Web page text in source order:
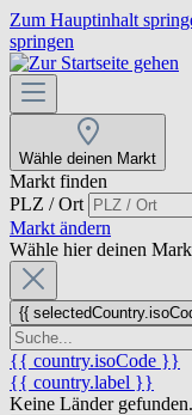
Zum Hauptinhalt
springen
Wähle deinen Markt
Markt finden
PLZ / Ort
Markt ändern
Wähle hier deinen
{{
{{ country.isoCode }}
{{ country.label }}
Keine Länder gefunden.